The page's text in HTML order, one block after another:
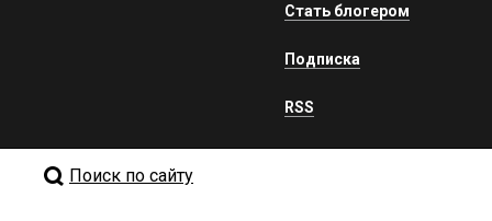
Стать блогером
Подписка
RSS
Поиск по сайту